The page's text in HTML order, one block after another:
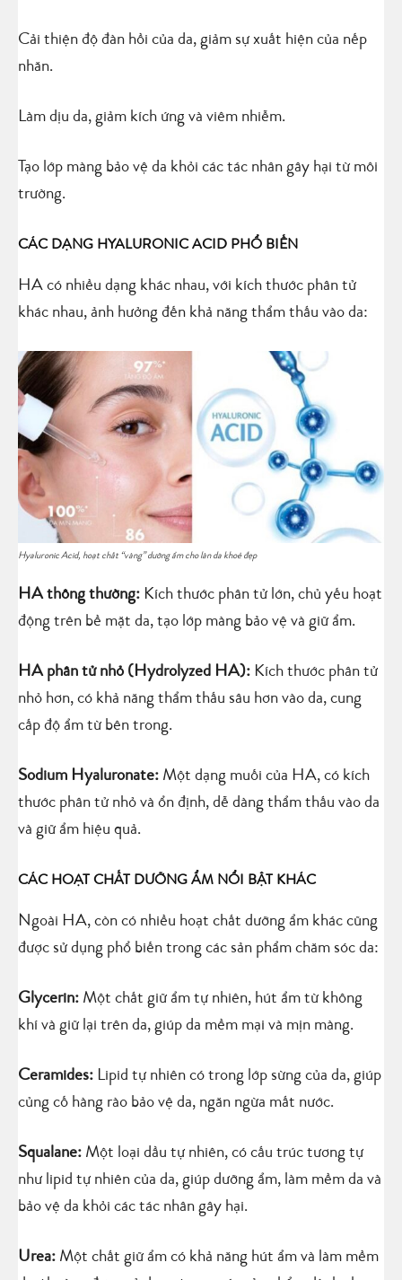
Cải thiện độ đàn hồi của da, giảm sự xuất hiện của nếp
nhăn.
Làm dịu da, giảm kích ứng và viêm nhiễm.
Tạo lớp màng bảo vệ da khỏi các tác nhân gây hại từ môi
trường.
CÁC DẠNG HYALURONIC ACID PHỔ BIẾN
HA có nhiều dạng khác nhau, với kích thước phân tử
khác nhau, ảnh hưởng đến khả năng thẩm thấu vào da:
Hyaluronic Acid, hoạt chất “vàng” dưỡng ẩm cho làn da khoẻ đẹp
HA thông thường: Kích thước phân tử lớn, chủ yếu hoạt
động trên bề mặt da, tạo lớp màng bảo vệ và giữ ẩm.
HA phân tử nhỏ (Hydrolyzed HA): Kích thước phân tử
nhỏ hơn, có khả năng thẩm thấu sâu hơn vào da, cung
cấp độ ẩm từ bên trong.
Sodium Hyaluronate: Một dạng muối của HA, có kích
thước phân tử nhỏ và ổn định, dễ dàng thẩm thấu vào da
và giữ ẩm hiệu quả.
CÁC HOẠT CHẤT DƯỠNG ẨM NỔI BẬT KHÁC
Ngoài HA, còn có nhiều hoạt chất dưỡng ẩm khác cũng
được sử dụng phổ biến trong các sản phẩm chăm sóc da:
Glycerin: Một chất giữ ẩm tự nhiên, hút ẩm từ không
khí và giữ lại trên da, giúp da mềm mại và mịn màng.
Ceramides: Lipid tự nhiên có trong lớp sừng của da, giúp
củng cố hàng rào bảo vệ da, ngăn ngừa mất nước.
Squalane: Một loại dầu tự nhiên, có cấu trúc tương tự
như lipid tự nhiên của da, giúp dưỡng ẩm, làm mềm da và
bảo vệ da khỏi các tác nhân gây hại.
Urea: Một chất giữ ẩm có khả năng hút ẩm và làm mềm